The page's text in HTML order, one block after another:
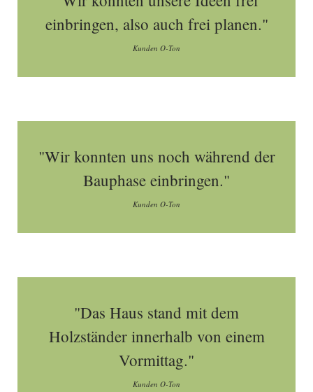
einbringen, also auch frei planen."
Kunden O-Ton
"Wir konnten uns noch während der
Bauphase einbringen."
Kunden O-Ton
"Das Haus stand mit dem
Holzständer innerhalb von einem
Vormittag."
Kunden O-Ton